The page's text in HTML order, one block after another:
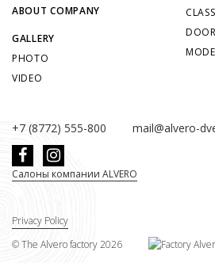
+7 (8772) 555-800 mail@alvero-
Салоны компании ALVERO
ABOUT COMPANY
GALLERY
PHOTO
VIDEO
©The Alvero factory2026
Privacy Policy